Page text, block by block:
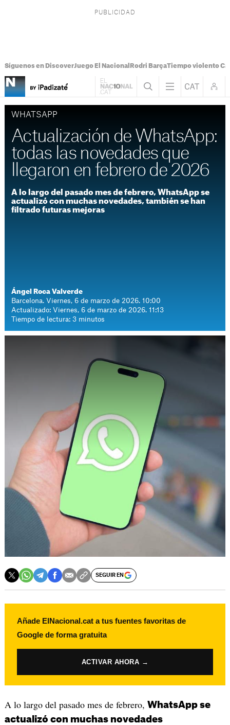
Síguenos en DiscoverJuego El Nacional Rodri BarçaTiempo violento
WHATSAPP
Actualización de WhatsApp:
todas las novedades que
llegaron en febrero de 2026
A lo largo del pasado mes de febrero, WhatsApp se
actualizó con muchas novedades, también se han
filtrado futuras mejoras
Ángel Roca Valverde
Barcelona. Viernes, 6 de marzo de 2026. 10:00
Actualizado: Viernes, 6 de marzo de 2026. 11:13
Tiempo de lectura: 3 minutos
SEGUIR EN
Añade ElNacional.cat a tus fuentes favoritas de
Google de forma gratuita
ACTIVAR AHORA →
A lo largo del pasado mes de febrero, WhatsApp se
actualizó con muchas novedades